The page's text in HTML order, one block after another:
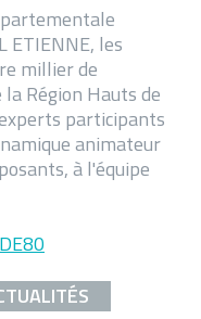
ETIENNE, les
millier de
Région Hauts de
participants
animateur
à l'équipe